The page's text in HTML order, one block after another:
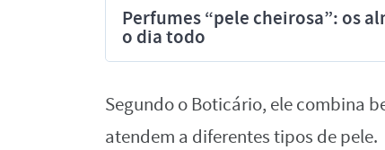
Perfumes “pele cheirosa”: os
o dia todo
Segundo o Boticário, ele combina
atendem a diferentes tipos de pele.